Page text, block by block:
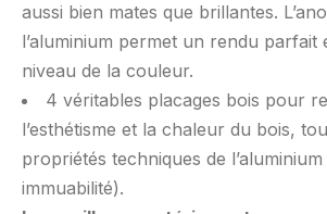
aussi bien mates que brillantes.
l’aluminium permet un rendu parfait
niveau de la couleur.
4 véritables placages bois pour
l’esthétisme et la chaleur du bois,
propriétés techniques de
immuabilité).